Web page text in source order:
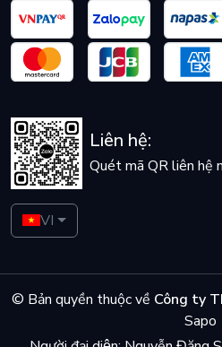
Liên hệ:
Quét mã QR liên hệ
VI
© Bản quyền thuộc về Công ty
Sapo